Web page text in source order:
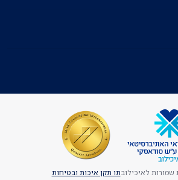
תו תקן איכות ובטיחות